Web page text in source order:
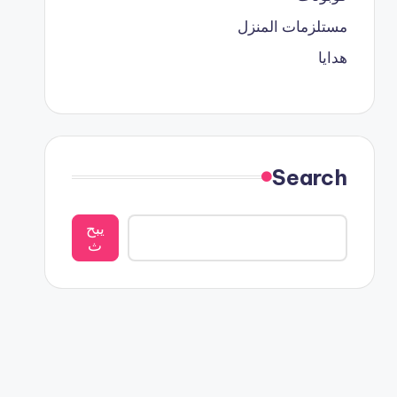
مستلزمات المنزل
هدايا
Search
يبح
ث